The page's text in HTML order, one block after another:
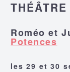
Roméo et
Potences
les 29 et 30